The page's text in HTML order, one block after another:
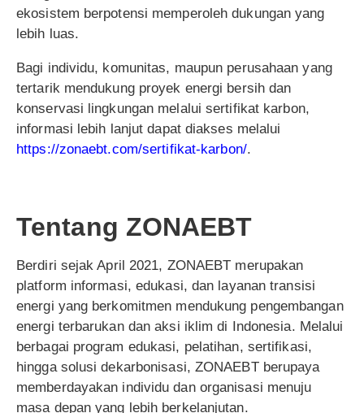
ekosistem berpotensi memperoleh dukungan yang
lebih luas.
Bagi individu, komunitas, maupun perusahaan yang
tertarik mendukung proyek energi bersih dan
konservasi lingkungan melalui sertifikat karbon,
informasi lebih lanjut dapat diakses melalui
https://zonaebt.com/sertifikat-karbon/.
Tentang ZONAEBT
Berdiri sejak April 2021, ZONAEBT merupakan
platform informasi, edukasi, dan layanan transisi
energi yang berkomitmen mendukung pengembangan
energi terbarukan dan aksi iklim di Indonesia. Melalui
berbagai program edukasi, pelatihan, sertifikasi,
hingga solusi dekarbonisasi, ZONAEBT berupaya
memberdayakan individu dan organisasi menuju
masa depan yang lebih berkelanjutan.